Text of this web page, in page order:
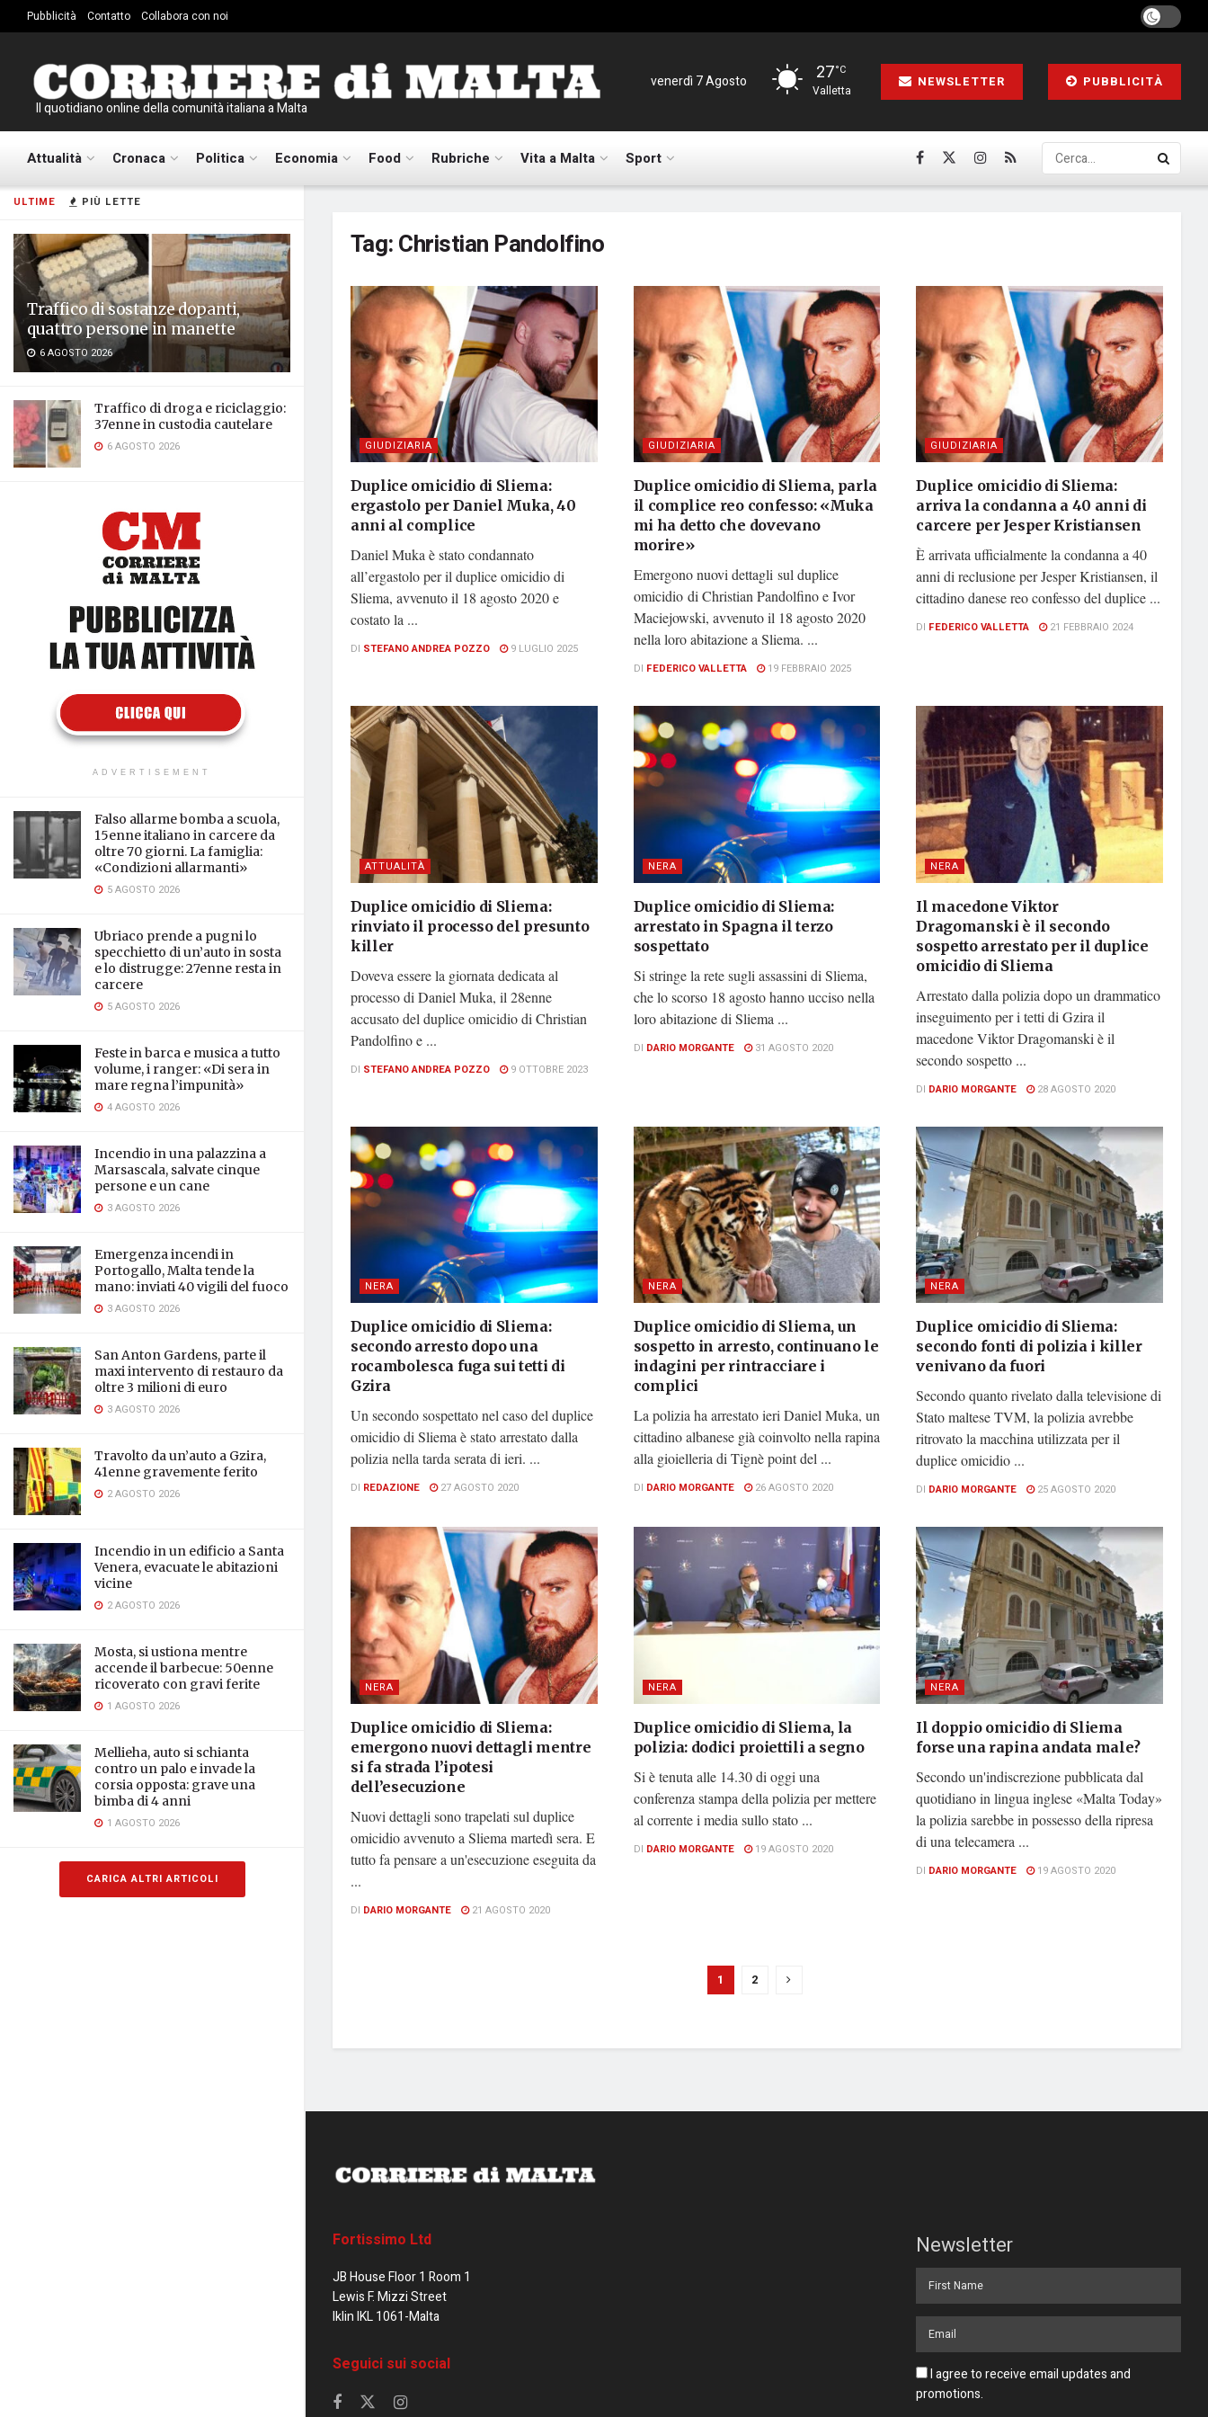
ULTIME PIÙ LETTE
Traffico di sostanze dopanti,
quattro persone in manette
6 AGOSTO 2026
Traffico di droga e riciclaggio:
37enne in custodia cautelare
6 AGOSTO 2026
ADVERTISEMENT
Falso allarme bomba a scuola,
15enne italiano in carcere da
oltre 70 giorni. La famiglia:
«Condizioni allarmanti»
5 AGOSTO 2026
Ubriaco prende a pugni lo
specchietto di un’auto in sosta
e lo distrugge: 27enne resta in
carcere
5 AGOSTO 2026
Feste in barca e musica a tutto
volume, i ranger: «Di sera in
mare regna l’impunità»
4 AGOSTO 2026
Incendio in una palazzina a
Marsascala, salvate cinque
persone e un cane
3 AGOSTO 2026
Emergenza incendi in
Portogallo, Malta tende la
mano: inviati 40 vigili del fuoco
3 AGOSTO 2026
San Anton Gardens, parte il
maxi intervento di restauro da
oltre 3 milioni di euro
3 AGOSTO 2026
Travolto da un’auto a Gzira,
41enne gravemente ferito
2 AGOSTO 2026
Incendio in un edificio a Santa
Venera, evacuate le abitazioni
vicine
2 AGOSTO 2026
Mosta, si ustiona mentre
accende il barbecue: 50enne
ricoverato con gravi ferite
1 AGOSTO 2026
Mellieha, auto si schianta
contro un palo e invade la
corsia opposta: grave una
bimba di 4 anni
1 AGOSTO 2026
CARICA ALTRI ARTICOLI
Pubblicità Contatto Collabora con noi
Il quotidiano online della comunità italiana a Malta
venerdì 7 Agosto 27°C
Valletta
NEWSLETTER PUBBLICITÀ
Attualità Cronaca Politica Economia Food Rubriche Vita a Malta Sport
Tag:Christian Pandolfino
GIUDIZIARIA
Duplice omicidio di Sliema:
ergastolo per Daniel Muka, 40
anni al complice
Daniel Muka è stato condannato
all’ergastolo per il duplice omicidio di
Sliema, avvenuto il 18 agosto 2020 e
costato la ...
DI STEFANO ANDREA POZZO 9 LUGLIO 2025
GIUDIZIARIA
Duplice omicidio di Sliema, parla
il complice reo confesso: «Muka
mi ha detto che dovevano
morire»
Emergono nuovi dettagli sul duplice
omicidio di Christian Pandolfino e Ivor
Maciejowski, avvenuto il 18 agosto 2020
nella loro abitazione a Sliema. ...
DI FEDERICO VALLETTA 19 FEBBRAIO 2025
GIUDIZIARIA
Duplice omicidio di Sliema:
arriva la condanna a 40 anni di
carcere per Jesper Kristiansen
È arrivata ufficialmente la condanna a 40
anni di reclusione per Jesper Kristiansen, il
cittadino danese reo confesso del duplice ...
DI FEDERICO VALLETTA 21 FEBBRAIO 2024
ATTUALITÀ
Duplice omicidio di Sliema:
rinviato il processo del presunto
killer
Doveva essere la giornata dedicata al
processo di Daniel Muka, il 28enne
accusato del duplice omicidio di Christian
Pandolfino e ...
DI STEFANO ANDREA POZZO 9 OTTOBRE 2023
NERA
Duplice omicidio di Sliema:
arrestato in Spagna il terzo
sospettato
Si stringe la rete sugli assassini di Sliema,
che lo scorso 18 agosto hanno ucciso nella
loro abitazione di Sliema ...
DI DARIO MORGANTE 31 AGOSTO 2020
NERA
Il macedone Viktor
Dragomanski è il secondo
sospetto arrestato per il duplice
omicidio di Sliema
Arrestato dalla polizia dopo un drammatico
inseguimento per i tetti di Gzira il
macedone Viktor Dragomanski è il
secondo sospetto ...
DI DARIO MORGANTE 28 AGOSTO 2020
NERA
Duplice omicidio di Sliema:
secondo arresto dopo una
rocambolesca fuga sui tetti di
Gzira
Un secondo sospettato nel caso del duplice
omicidio di Sliema è stato arrestato dalla
polizia nella tarda serata di ieri. ...
DI REDAZIONE 27 AGOSTO 2020
NERA
Duplice omicidio di Sliema, un
sospetto in arresto, continuano le
indagini per rintracciare i
complici
La polizia ha arrestato ieri Daniel Muka, un
cittadino albanese già coinvolto nella rapina
alla gioielleria di Tignè point del ...
DI DARIO MORGANTE 26 AGOSTO 2020
NERA
Duplice omicidio di Sliema:
secondo fonti di polizia i killer
venivano da fuori
Secondo quanto rivelato dalla televisione di
Stato maltese TVM, la polizia avrebbe
ritrovato la macchina utilizzata per il
duplice omicidio ...
DI DARIO MORGANTE 25 AGOSTO 2020
NERA
Duplice omicidio di Sliema:
emergono nuovi dettagli mentre
si fa strada l’ipotesi
dell’esecuzione
Nuovi dettagli sono trapelati sul duplice
omicidio avvenuto a Sliema martedì sera. E
tutto fa pensare a un'esecuzione eseguita da
...
DI DARIO MORGANTE 21 AGOSTO 2020
NERA
Duplice omicidio di Sliema, la
polizia: dodici proiettili a segno
Si è tenuta alle 14.30 di oggi una
conferenza stampa della polizia per mettere
al corrente i media sullo stato ...
DI DARIO MORGANTE 19 AGOSTO 2020
NERA
Il doppio omicidio di Sliema
forse una rapina andata male?
Secondo un'indiscrezione pubblicata dal
quotidiano in lingua inglese «Malta Today»
la polizia sarebbe in possesso della ripresa
di una telecamera ...
DI DARIO MORGANTE 19 AGOSTO 2020
1 2
Fortissimo Ltd
JB House Floor 1 Room 1
Lewis F. Mizzi Street
Iklin IKL 1061-Malta
Seguici sui social
Newsletter
I agree to receive email updates and
promotions.